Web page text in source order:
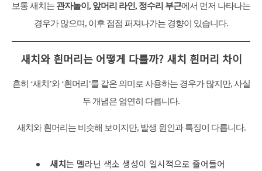
보통 새치는 관자놀이, 앞머리 라인, 정수리 부근에서 먼저 나타나는
경우가 많으며, 이후 점점 퍼져나가는 경향이 있습니다.
새치와 흰머리는 어떻게 다를까?새치 흰머리 차이
흔히 ‘새치’와 ‘흰머리’를 같은 의미로 사용하는 경우가 많지만, 사실
두 개념은 엄연히 다릅니다.
새치와 흰머리는 비슷해 보이지만, 발생 원인과 특징이 다릅니다.
새치는 멜라닌 색소 생성이 일시적으로 줄어들어